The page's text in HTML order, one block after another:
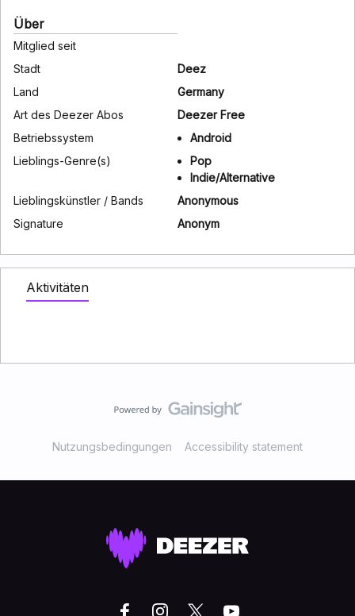
Über
Mitglied seit
Stadt
Deez
Land
Germany
Art des Deezer Abos
Deezer Free
Betriebssystem
Android
Lieblings-Genre(s)
Pop
Indie/Alternative
Lieblingskünstler / Bands
Anonymous
Signature
Anonym
Aktivitäten
Nutzungsbedingungen Accessibility statement